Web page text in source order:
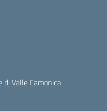
di Valle Camonica